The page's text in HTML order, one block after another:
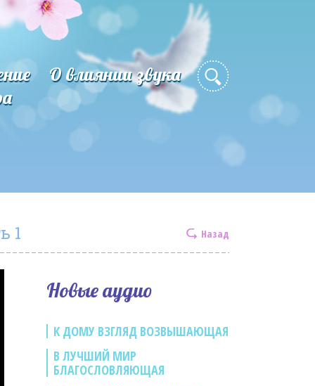
О влиянии звука
1 Назад
Новые аудио
К ДОМУ ВЗГЛЯД ВОЗВЫШАЮЩАЯ
В ЛУЧШИЙ МИР
БЛАГОСЛОВЛЯЮЩАЯ